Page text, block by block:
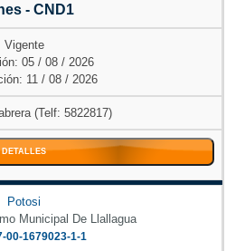
- CND1
Vigente
05 / 08 / 2026
11 / 08 / 2026
(Telf: 5822817)
DETALLES
Potosi
Municipal De Llallagua
00-1679023-1-1